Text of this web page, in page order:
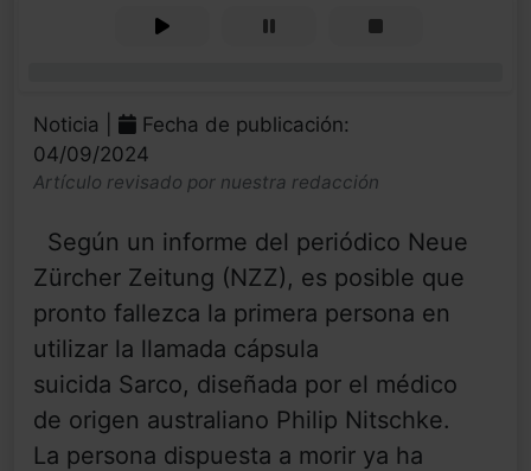
Noticia |
Fecha de publicación:
04/09/2024
Artículo revisado por nuestra redacción
Según un informe del periódico Neue
Zürcher Zeitung (NZZ), es posible que
pronto fallezca la primera persona en
utilizar la llamada cápsula
suicida Sarco, diseñada por el médico
de origen australiano Philip Nitschke.
La persona dispuesta a morir ya ha